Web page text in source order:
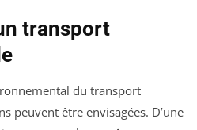
transport
du transport
peuvent être envisagées. D’une